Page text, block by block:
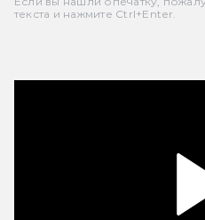
текста и нажмите Ctrl+Enter.